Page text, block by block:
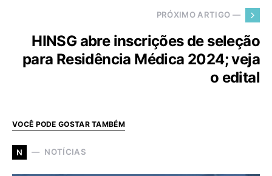
PRÓXIMO ARTIGO —
HINSG abre inscrições de seleção
para Residência Médica 2024; veja
o edital
VOCÊ PODE GOSTAR TAMBÉM
N NOTÍCIAS